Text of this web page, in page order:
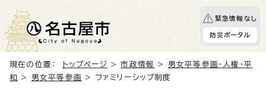
緊急情報なし
防災ポータル
現在の位置： トップページ >市政情報 > 男女平等参画・人権・平
和
> 男女平等参画 > ファミリーシップ制度